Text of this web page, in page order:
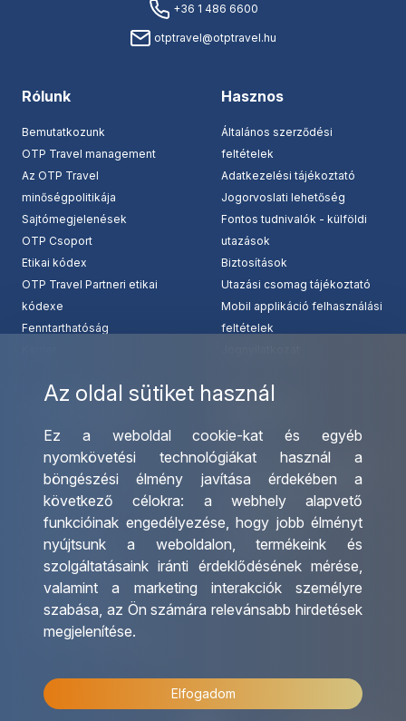
Az oldal sütiket használ
Ez a weboldal cookie-kat és egyéb
nyomkövetési technológiákat használ a
böngészési élmény javítása érdekében a
következő célokra: a webhely alapvető
funkcióinak engedélyezése, hogy jobb élményt
nyújtsunk a weboldalon,termékeink és
szolgáltatásaink iránti érdeklődésének mérése,
valamint a marketing interakciók személyre
szabása, az Ön számára relevánsabb hirdetések
megjelenítése.
Elfogadom
+36 1 486 6600
otptravel@otptravel.hu
Rólunk
Bemutatkozunk
OTP Travel management
Az OTP Travel
minőségpolitikája
Sajtómegjelenések
OTP Csoport
Etikai kódex
OTP Travel Partneri etikai
kódexe
Fenntarthatóság
Hasznos
Általános szerződési
feltételek
Adatkezelési tájékoztató
Jogorvoslati lehetőség
Fontos tudnivalók - külföldi
utazások
Biztosítások
Utazási csomag tájékoztató
Mobil applikáció felhasználási
feltételek
Csoportos utazások
szervezése
Egyéni utak szervezése
Hajóutak
Üzleti utaztatás
Nemzetközi tanár és
diákigazolványok
Letölthető katalógusunk
Ajándékutalvány
OTP Travel kedvezmények
Irodáink
Utazásszervező partnereink
Viszonteladó Partnereink
Partnereinknek
Utazási kérdőív
Impresszum